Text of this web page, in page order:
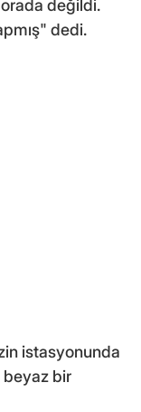
değildi.
dedi.
istasyonunda
beyaz bir